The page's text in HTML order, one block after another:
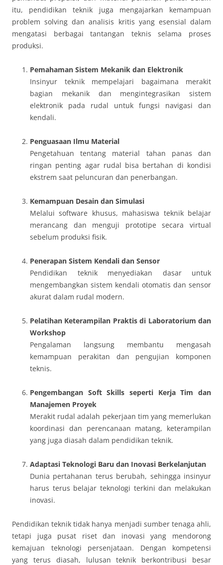
itu, pendidikan teknik juga mengajarkan kemampuan
problem solving dan analisis kritis yang esensial dalam
mengatasi berbagai tantangan teknis selama proses
produksi.
Pemahaman Sistem Mekanik dan Elektronik
Insinyur teknik mempelajari bagaimana merakit
bagian mekanik dan mengintegrasikan sistem
elektronik pada rudal untuk fungsi navigasi dan
kendali.
Penguasaan Ilmu Material
Pengetahuan tentang material tahan panas dan
ringan penting agar rudal bisa bertahan di kondisi
ekstrem saat peluncuran dan penerbangan.
Kemampuan Desain dan Simulasi
Melalui software khusus, mahasiswa teknik belajar
merancang dan menguji prototipe secara virtual
sebelum produksi fisik.
Penerapan Sistem Kendali dan Sensor
Pendidikan teknik menyediakan dasar untuk
mengembangkan sistem kendali otomatis dan sensor
akurat dalam rudal modern.
Pelatihan Keterampilan Praktis di Laboratorium dan
Workshop
Pengalaman langsung membantu mengasah
kemampuan perakitan dan pengujian komponen
teknis.
Pengembangan Soft Skills seperti Kerja Tim dan
Manajemen Proyek
Merakit rudal adalah pekerjaan tim yang memerlukan
koordinasi dan perencanaan matang, keterampilan
yang juga diasah dalam pendidikan teknik.
Adaptasi Teknologi Baru dan Inovasi Berkelanjutan
Dunia pertahanan terus berubah, sehingga insinyur
harus terus belajar teknologi terkini dan melakukan
inovasi.
Pendidikan teknik tidak hanya menjadi sumber tenaga ahli,
tetapi juga pusat riset dan inovasi yang mendorong
kemajuan teknologi persenjataan. Dengan kompetensi
yang terus diasah, lulusan teknik berkontribusi besar